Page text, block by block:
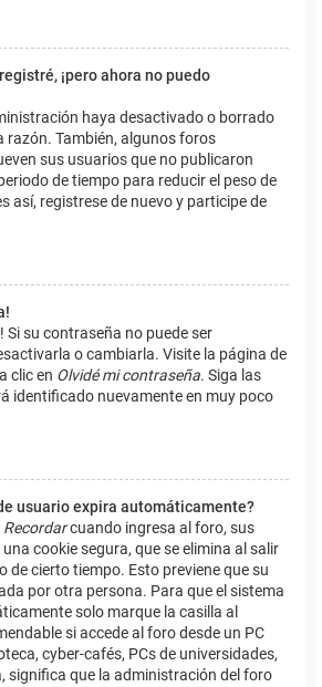
¡pero ahora no puedo
haya desactivado o borrado
razón. También, algunos foros
sus usuarios que no publicaron
de tiempo para reducir el peso de
así, registrese de nuevo y participe de
Si su contraseña no puede ser
o cambiarla. Visite la página de
clic en Olvidé mi contraseña. Siga las
identificado nuevamente en muy poco
usuario expira automáticamente?
Recordarcuando ingresa al foro, sus
cookie segura, que se elimina al salir
de cierto tiempo. Esto previene que su
por otra persona. Para que el sistema
solo marque la casilla al
si accede al foro desde un PC
cyber-cafés, PCs de universidades,
significa que la administración del foro